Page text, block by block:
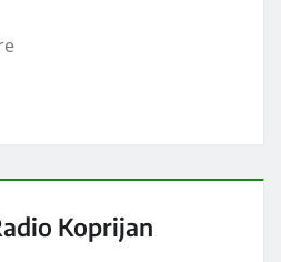
Koprijan